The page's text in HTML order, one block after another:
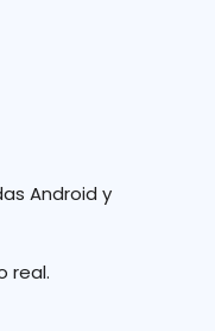
Android y
real.